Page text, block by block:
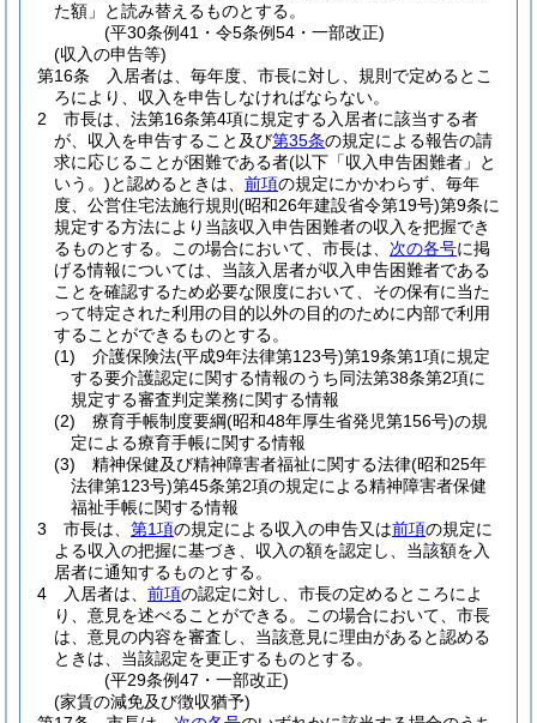
た額」と読み替えるものとする。
(平30条例41・令5条例54・一部改正)
(収入の申告等)
第16条
入居者は、毎年度、市長に対し、規則で定めるとこ
ろにより、収入を申告しなければならない。
2
市長は、法第16条第4項に規定する入居者に該当する者
が、収入を申告すること及び第35条の規定による報告の請
求に応じることが困難である者(以下「収入申告困難者」と
いう。)と認めるときは、 前項の規定にかかわらず、毎年
度、公営住宅法施行規則 (昭和26年建設省令第19号)第9条に
規定する方法により当該収入申告困難者の収入を把握でき
るものとする。
この場合において、市長は、 次の各号に掲
げる情報については、当該入居者が収入申告困難者である
ことを確認するため必要な限度において、その保有に当た
って特定された利用の目的以外の目的のために内部で利用
することができるものとする。
(1)
介護保険法(平成9年法律第123号)第19条第1項に規定
する要介護認定に関する情報のうち同法第38条第2項に
規定する審査判定業務に関する情報
(2)
療育手帳制度要綱(昭和48年厚生省発児第156号)の規
定による療育手帳に関する情報
(3)
精神保健及び精神障害者福祉に関する法律(昭和25年
法律第123号)第45条第2項の規定による精神障害者保健
福祉手帳に関する情報
3
市長は、 第1項の規定による収入の申告又は前項の規定に
よる収入の把握に基づき、収入の額を認定し、当該額を入
居者に通知するものとする。
4
入居者は、 前項の認定に対し、市長の定めるところによ
り、意見を述べることができる。
この場合において、市長
は、意見の内容を審査し、当該意見に理由があると認める
ときは、当該認定を更正するものとする。
(平29条例47・一部改正)
(家賃の減免及び徴収猶予)